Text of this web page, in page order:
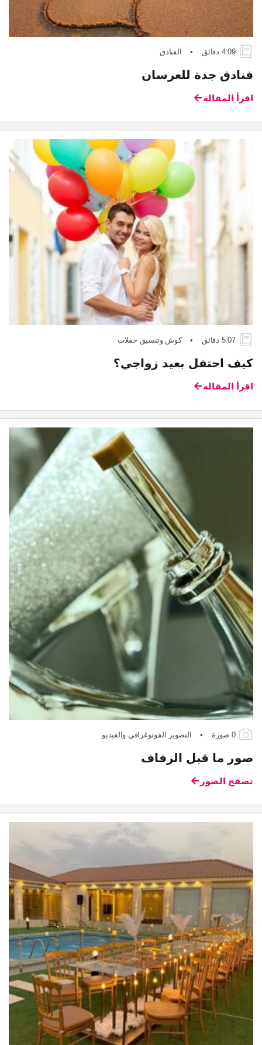
4:09 دقائق • الفنادق
فنادق جدة للعرسان
اقرأ المقالة
5:07 دقائق • كوش وتنسيق حفلات
كيف احتفل بعيد زواجي؟
اقرأ المقالة
0 صورة • التصوير الفوتوغرافي والفيديو
صور ما قبل الزفاف
تصفح الصور